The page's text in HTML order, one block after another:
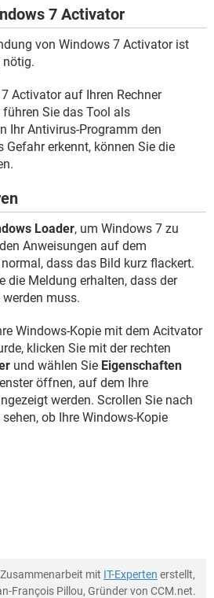
7 Activator
von Windows 7 Activator ist
nötig.
Activator auf Ihren Rechner
Sie das Tool als
Ihr Antivirus-Programm den
erkennt, können Sie die
Loader, um Windows 7 zu
Anweisungen auf dem
dass das Bild kurz flackert.
die Meldung erhalten, dass der
muss.
Windows-Kopie mit dem Acitvator
klicken Sie mit der rechten
und wählen Sie Eigenschaften
öffnen, auf dem Ihre
werden. Scrollen Sie nach
ob Ihre Windows-Kopie
mit IT-Experten erstellt,
François Pillou, Gründer von CCM.net.